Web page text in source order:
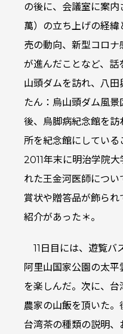
の後に、会議室に案
萬）の立ち上げの経
売の動向、新型コロ
が進んだことなど、
山頭ダムを訪れ、八
たん：烏山頭ダム風
後、烏脚病紀念館を
所を紀念館にしている
2011年末に明治学院
れた王金河医師につ
賞状や贈答品が飾ら
紹介があった＊。
11日目には、遊覧バ
阿里山国家公園の太
を楽しんだ。次に、台
農家の山飯を頂いた
台湾茶の種類の説明